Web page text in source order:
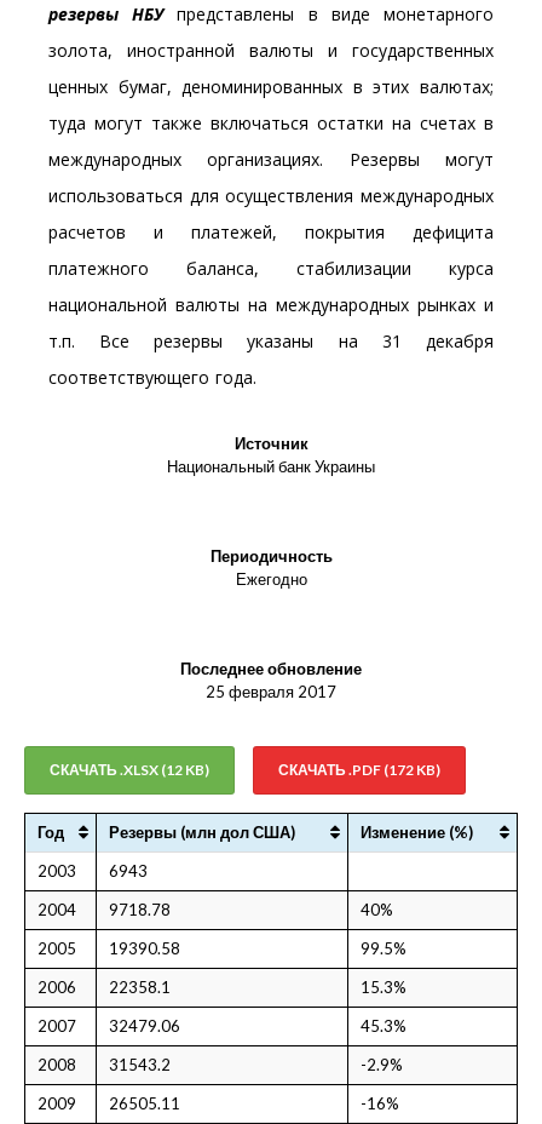
резервы НБУпредставлены в виде монетарного
золота, иностранной валюты и государственных
ценных бумаг, деноминированных в этих валютах;
туда могут также включаться остатки на счетах в
международных организациях. Резервы могут
использоваться для осуществления международных
расчетов и платежей, покрытия дефицита
платежного баланса, стабилизации курса
национальной валюты на международных рынках и
т.п. Все резервы указаны на 31 декабря
соответствующего года.
Источник
Национальный банк Украины
Периодичность
Ежегодно
Последнее обновление
25 февраля 2017
СКАЧАТЬ .XLSX (12 KB) СКАЧАТЬ .PDF (172 KB)
Год Резервы (млн дол США)
Изменение (%)
2003
6943
2004
9718.78
40%
2005
19390.58
99.5%
2006
22358.1
15.3%
2007
32479.06
45.3%
2008
31543.2
-2.9%
2009
26505.11
-16%